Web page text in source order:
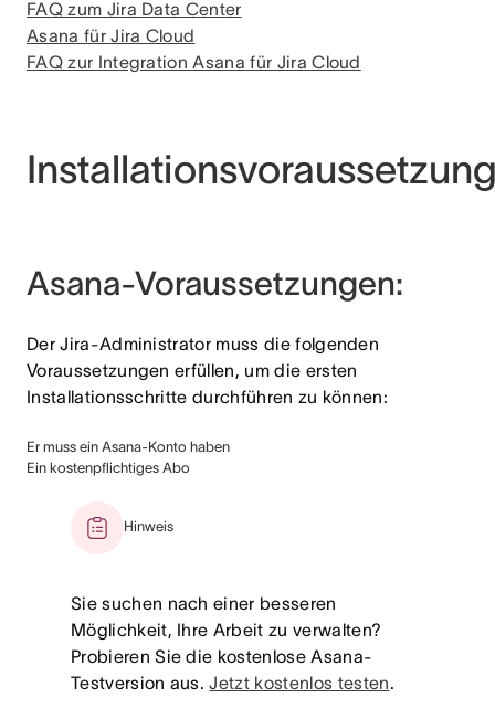
FAQ zum Jira Data Center
Asana für Jira Cloud
FAQ zur Integration Asana für Jira Cloud
Asana-Voraussetzungen:
Der Jira-Administrator muss die folgenden
Voraussetzungen erfüllen, um die ersten
Installationsschritte durchführen zu können:
Er muss ein Asana-Konto haben
Ein kostenpflichtiges Abo
Hinweis
Sie suchen nach einer besseren
Möglichkeit, Ihre Arbeit zu verwalten?
Probieren Sie die kostenlose Asana-
Testversion aus.Jetzt kostenlos testen.